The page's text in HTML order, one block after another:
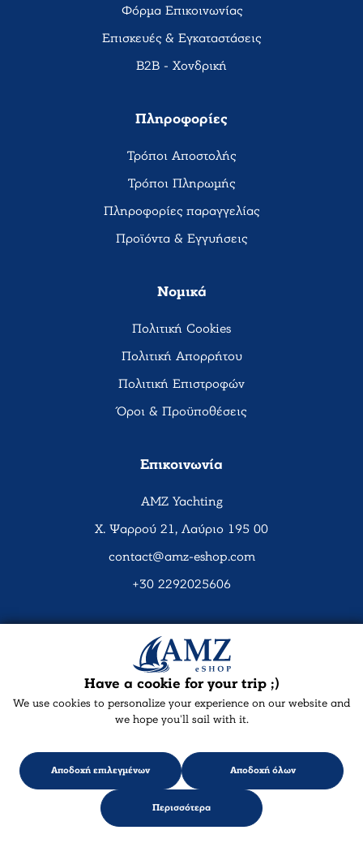
Φόρμα Επικοινωνίας
Επισκευές & Εγκαταστάσεις
B2B - Χονδρική
Πληροφορίες
Τρόποι Αποστολής
Τρόποι Πληρωμής
Πληροφορίες παραγγελίας
Προϊόντα & Εγγυήσεις
Νομικά
Πολιτική Cookies
Πολιτική Απορρήτου
Πολιτική Επιστροφών
Όροι & Προϋποθέσεις
Επικοινωνία
AMZ Yachting
Χ. Ψαρρού 21, Λαύριο 195 00
contact@amz-eshop.com
+30 2292025606
Social Media
Designed & developed withkeyvosby Infocube
Have a cookie for your trip ;)
We use cookies to personalize your experience on our website and
we hope you'll sail with it.
Αποδοχή επιλεγμένων Αποδοχή όλων
Περισσότερα